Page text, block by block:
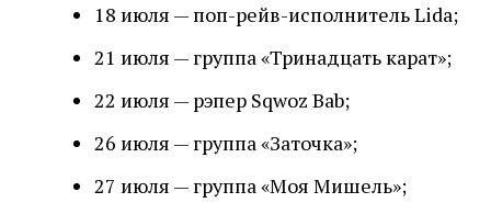
18 июля — поп-рейв-исполнитель Lida;
21 июля — группа «Тринадцать карат»;
22 июля — рэпер Sqwoz Bab;
26 июля — группа «Заточка»;
27 июля — группа «Моя Мишель»;